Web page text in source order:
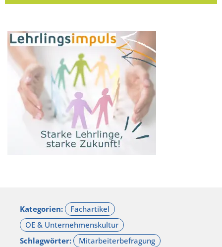
Kategorien:
Schlagwörter: